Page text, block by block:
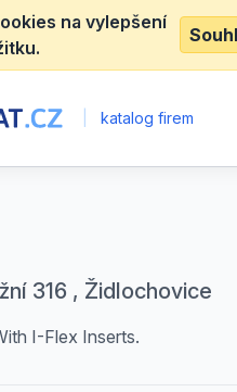
na vylepšení
katalog firem
316 , Židlochovice
I-Flex Inserts.